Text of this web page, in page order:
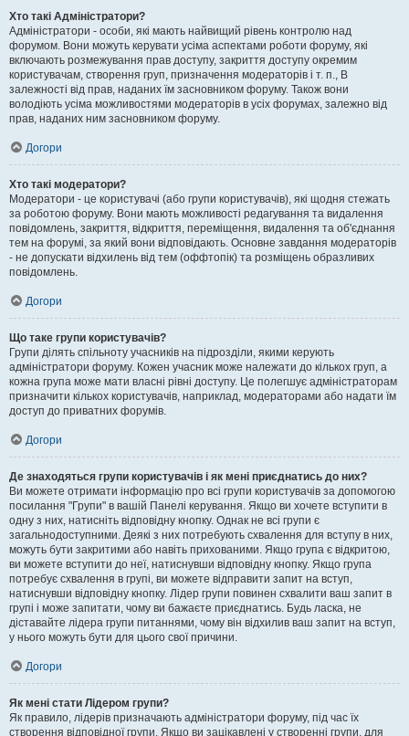
Хто такі Адміністратори?
Адміністратори - особи, які мають найвищий рівень контролю над
форумом. Вони можуть керувати усіма аспектами роботи форуму, які
включають розмежування прав доступу, закриття доступу окремим
користувачам, створення груп, призначення модераторів і т. п., В
залежності від прав, наданих їм засновником форуму. Також вони
володіють усіма можливостями модераторів в усіх форумах, залежно від
прав, наданих ним засновником форуму.
Догори
Хто такі модератори?
Модератори - це користувачі (або групи користувачів), які щодня стежать
за роботою форуму. Вони мають можливості редагування та видалення
повідомлень, закриття, відкриття, переміщення, видалення та об'єднання
тем на форумі, за який вони відповідають. Основне завдання модераторів
- не допускати відхилень від тем (оффтопік) та розміщень образливих
повідомлень.
Догори
Що таке групи користувачів?
Групи ділять спільноту учасників на підрозділи, якими керують
адміністратори форуму. Кожен учасник може належати до кількох груп, а
кожна група може мати власні рівні доступу. Це полегшує адміністраторам
призначити кількох користувачів, наприклад, модераторами або надати їм
доступ до приватних форумів.
Догори
Де знаходяться групи користувачів і як мені приєднатись до них?
Ви можете отримати інформацію про всі групи користувачів за допомогою
посилання "Групи" в вашій Панелі керування. Якщо ви хочете вступити в
одну з них, натисніть відповідну кнопку. Однак не всі групи є
загальнодоступними. Деякі з них потребують схвалення для вступу в них,
можуть бути закритими або навіть прихованими. Якщо група є відкритою,
ви можете вступити до неї, натиснувши відповідну кнопку. Якщо група
потребує схвалення в групі, ви можете відправити запит на вступ,
натиснувши відповідну кнопку. Лідер групи повинен схвалити ваш запит в
групі і може запитати, чому ви бажаєте приєднатись. Будь ласка, не
діставайте лідера групи питаннями, чому він відхилив ваш запит на вступ,
у нього можуть бути для цього свої причини.
Догори
Як мені стати Лідером групи?
Як правило, лідерів призначають адміністратори форуму, під час їх
створення відповідної групи. Якщо ви зацікавлені у створенні групи, для